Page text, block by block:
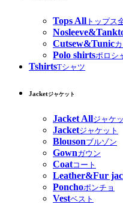
Tops All トップス
Cutsew&Tunic
Polo shirtsポロシ
TshirtsTシャツ
Jacketジャケット
Jacket Allジャケ
Jacketジャケット
Blousonブルゾン
Gownガウン
Coatコート
Leather&Fur
Ponchoポンチョ
Vestベスト